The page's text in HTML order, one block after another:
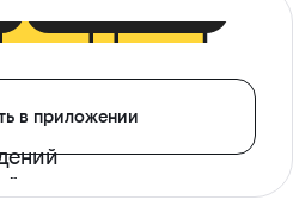
в приложении